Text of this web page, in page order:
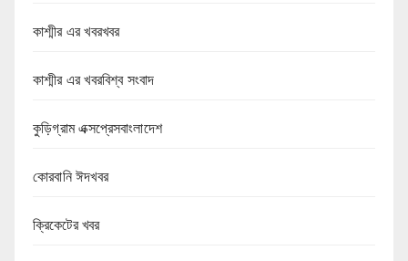
কাশ্মীর এর খবরখবর
কাশ্মীর এর খবরবিশ্ব সংবাদ
কুড়িগ্রাম এক্সপ্রেসবাংলাদেশ
কোরবানি ঈদখবর
ক্রিকেটের খবর